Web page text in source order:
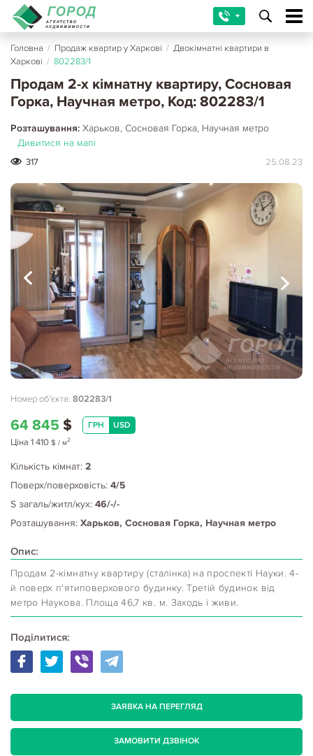
Головна / Продаж квартир у Харкові / Двокімнатні квартири в
Харкові / 802283/1
Продам 2-х кімнатну квартиру, Сосновая
Горка, Научная метро, Код: 802283/1
Розташування: Харьков, Сосновая Горка, Научная метро
Дивитися на мапі
317 25.08.23
Номер об'єкта: 802283/1
64 845 $ ГРН USD
Ціна 1 410 $ / м2
Кількість кімнат: 2
Поверх/поверховість: 4/5
S загаль/житл/кух: 46/-/-
Розташування: Харьков, Сосновая Горка, Научная метро
Опис:
Продам 2-кімнатну квартиру (сталінка) на проспекті Науки. 4-
й поверх п'ятиповерхового будинку. Третій будинок від
метро Наукова. Площа 46,7 кв. м. Заходь і живи.
Поділитися:
ЗАЯВКА НА ПЕРЕГЛЯД
ЗАМОВИТИ ДЗВІНОК